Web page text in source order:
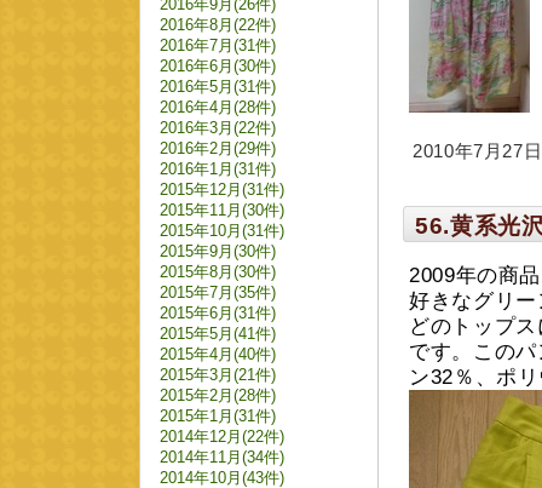
2010年7月27
56.黄系光
2009年の商
好きなグリ
どのトップ
です。この
ン32％、ポ
2016年9月(26件)
2016年8月(22件)
2016年7月(31件)
2016年6月(30件)
2016年5月(31件)
2016年4月(28件)
2016年3月(22件)
2016年2月(29件)
2016年1月(31件)
2015年12月(31件)
2015年11月(30件)
2015年10月(31件)
2015年9月(30件)
2015年8月(30件)
2015年7月(35件)
2015年6月(31件)
2015年5月(41件)
2015年4月(40件)
2015年3月(21件)
2015年2月(28件)
2015年1月(31件)
2014年12月(22件)
2014年11月(34件)
2014年10月(43件)